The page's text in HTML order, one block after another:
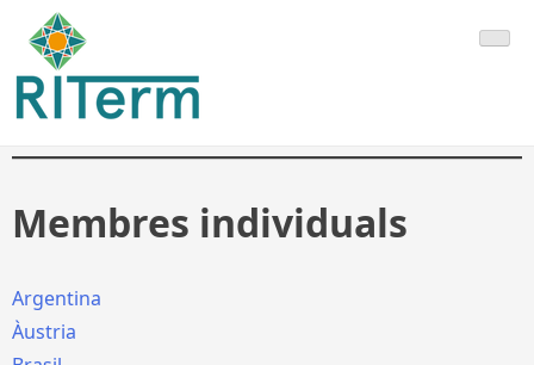
Saltar
contenido
RITerm
Membres individuals
Argentina
Àustria